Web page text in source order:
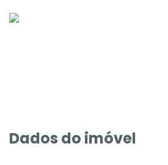
Dados do imóvel